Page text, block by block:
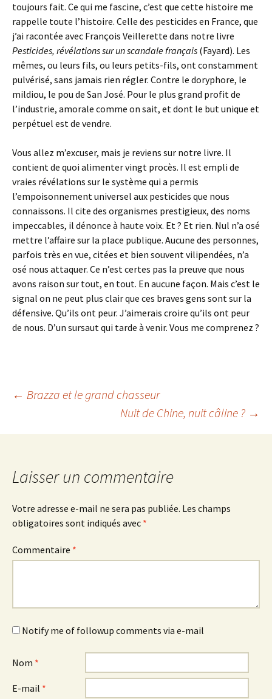
toujours fait. Ce qui me fascine, c’est que cette histoire me
rappelle toute l’histoire. Celle des pesticides en France, que
j’ai racontée avec François Veillerette dans notre livre
Pesticides, révélations sur un scandale français (Fayard). Les
mêmes, ou leurs fils, ou leurs petits-fils, ont constamment
pulvérisé, sans jamais rien régler. Contre le doryphore, le
mildiou, le pou de San José. Pour le plus grand profit de
l’industrie, amorale comme on sait, et dont le but unique et
perpétuel est de vendre.
Vous allez m’excuser, mais je reviens sur notre livre. Il
contient de quoi alimenter vingt procès. Il est empli de
vraies révélations sur le système qui a permis
l’empoisonnement universel aux pesticides que nous
connaissons. Il cite des organismes prestigieux, des noms
impeccables, il dénonce à haute voix. Et ? Et rien. Nul n’a osé
mettre l’affaire sur la place publique. Aucune des personnes,
parfois très en vue, citées et bien souvent vilipendées, n’a
osé nous attaquer. Ce n’est certes pas la preuve que nous
avons raison sur tout, en tout. En aucune façon. Mais c’est le
signal on ne peut plus clair que ces braves gens sont sur la
défensive. Qu’ils ont peur. J’aimerais croire qu’ils ont peur
de nous. D’un sursaut qui tarde à venir. Vous me comprenez ?
Navigation
des
articles
← Brazza et le grand chasseur
Nuit de Chine, nuit câline ? →
Laisser un commentaire
Votre adresse e-mail ne sera pas publiée. Les champs
obligatoires sont indiqués avec *
Commentaire *
Notify me of followup comments via e-mail
Nom *
E-mail *